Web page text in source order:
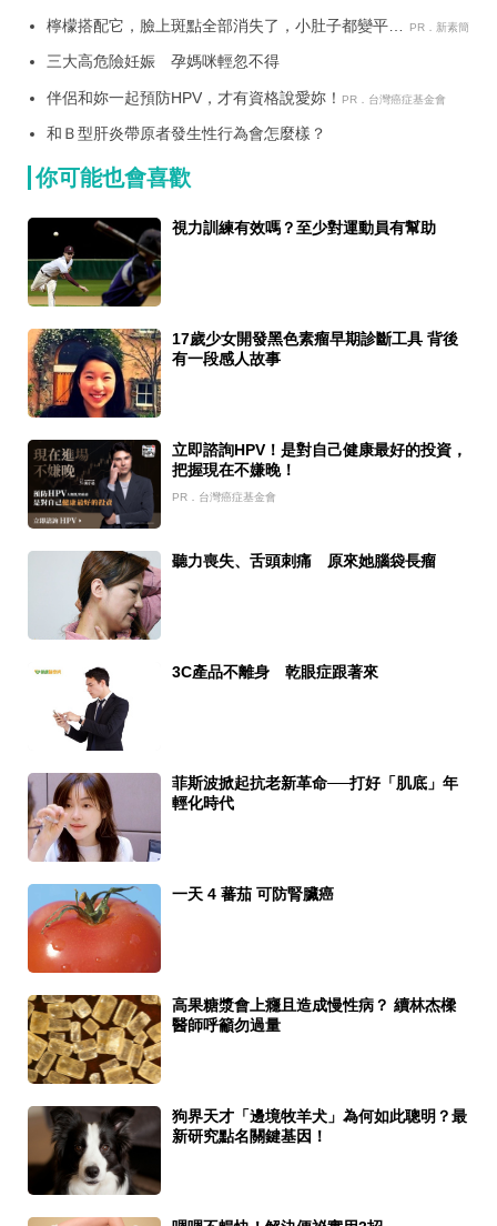
檸檬搭配它，臉上斑點全部消失了，小肚子都變平坦
PR．新素簡
三大高危險妊娠 孕媽咪輕忽不得
伴侶和妳一起預防HPV，才有資格說愛妳！ PR．台灣癌症基金會
和Ｂ型肝炎帶原者發生性行為會怎麼樣？
你可能也會喜歡
視力訓練有效嗎？至少對運動員有幫助
17歲少女開發黑色素瘤早期診斷工具 背後
有一段感人故事
立即諮詢HPV！是對自己健康最好的投資，
把握現在不嫌晚！
PR．台灣癌症基金會
聽力喪失、舌頭刺痛 原來她腦袋長瘤
3C產品不離身 乾眼症跟著來
菲斯波掀起抗老新革命──打好「肌底」年
輕化時代
一天 4 蕃茄 可防腎臟癌
高果糖漿會上癮且造成慢性病？ 續林杰樑
醫師呼籲勿過量
狗界天才「邊境牧羊犬」為何如此聰明？最
新研究點名關鍵基因！